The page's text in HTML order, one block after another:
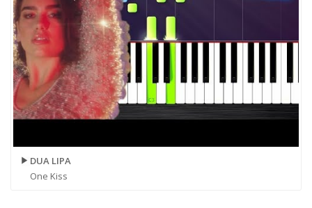
DUA LIPA
One Kiss